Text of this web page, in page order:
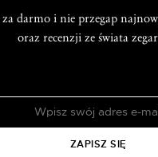
za darmo i nie przegap
oraz recenzji ze świata